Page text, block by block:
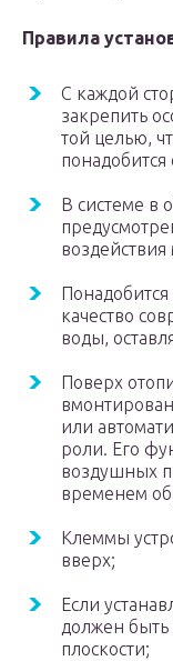
Правила
С каждой
закрепить
той целью,
понадобится
В системе в
воздействия
качество
воды,
Поверх
или
роли. Его
воздушных
временем
Клеммы
вверх;
Если
должен быть
плоскости;